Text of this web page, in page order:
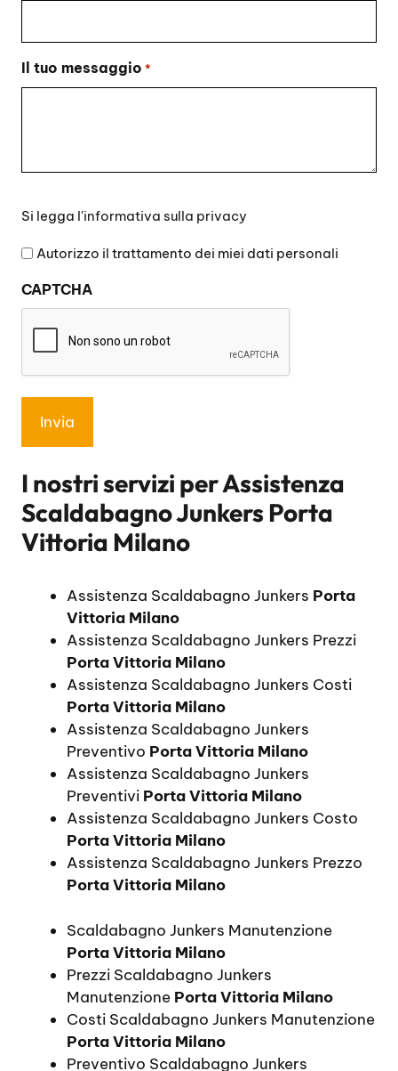
Il tuo messaggio *
legga
l'informativa
privacy
Si legga l'informativa sulla privacy
Autorizzo il trattamento dei miei dati personali
CAPTCHA
I nostri servizi perAssistenza
Scaldabagno Junkers Porta
Vittoria Milano
Assistenza Scaldabagno Junkers Porta
Vittoria Milano
Assistenza Scaldabagno Junkers Prezzi
Porta Vittoria Milano
Assistenza Scaldabagno Junkers Costi
Porta Vittoria Milano
Assistenza Scaldabagno Junkers
Preventivo Porta Vittoria Milano
Assistenza Scaldabagno Junkers
Preventivi Porta Vittoria Milano
Assistenza Scaldabagno Junkers Costo
Porta Vittoria Milano
Assistenza Scaldabagno Junkers Prezzo
Porta Vittoria Milano
Scaldabagno Junkers Manutenzione
Porta Vittoria Milano
Prezzi Scaldabagno Junkers
Manutenzione Porta Vittoria Milano
Costi Scaldabagno Junkers Manutenzione
Porta Vittoria Milano
Preventivo Scaldabagno Junkers